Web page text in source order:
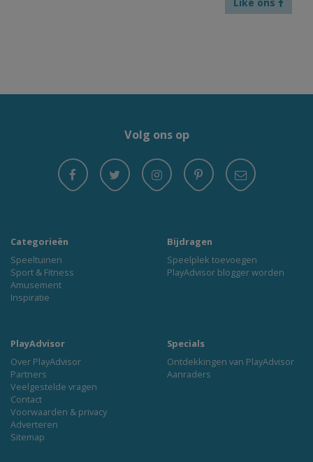
Like ons
Volg ons op
Categorieën
Speeltuinen
Sport & Fitness
Amusement
Inspiratie
Bijdragen
Speelplek toevoegen
PlayAdvisor blogger worden
PlayAdvisor
Over PlayAdvisor
Partners
Veelgestelde vragen
Contact
Voorwaarden & privacy
Adverteren
Sitemap
Specials
Ontdekkingen van PlayAdvisor
Aanraders